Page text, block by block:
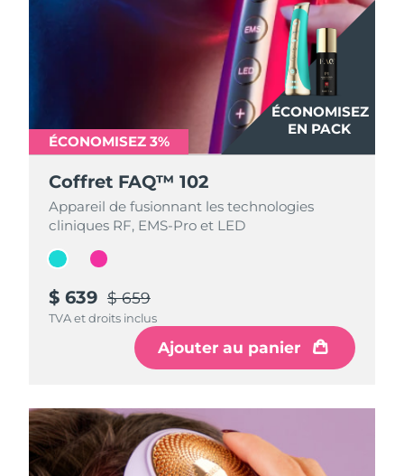
ÉCONOMISEZ
EN PACK
ÉCONOMISEZ 3%
Coffret FAQ™ 102
Appareil de fusionnant les technologies
cliniques RF, EMS-Pro et LED
$ 639 $ 659
TVA et droits inclus
Ajouter au panier
ÉCONOMISEZ
EN PACK
ÉCONOMISEZ 3%
Coffret FAQ™ 102
Appareil de fusionnant les technologies
cliniques RF, EMS-Pro et LED
$ 639 $ 659
TVA et droits inclus
Ajouter au panier